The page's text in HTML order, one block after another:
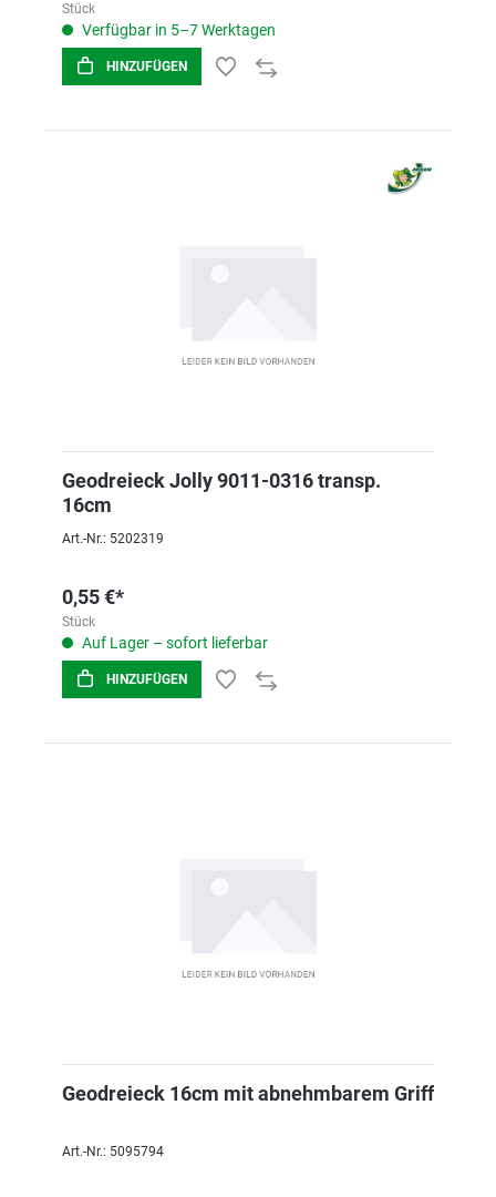
Stück
Verfügbar in 5–7 Werktagen
HINZUFÜGEN
Geodreieck Jolly 9011-0316 transp.
16cm
Art.-Nr.: 5202319
0,55 €*
Stück
Auf Lager – sofort lieferbar
HINZUFÜGEN
Geodreieck 16cm mit abnehmbarem Griff
Art.-Nr.: 5095794